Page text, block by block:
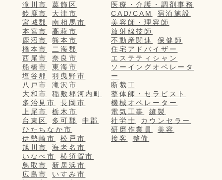
滝川市
葛飾区
鈴鹿市
大津市
宮城郡
南相馬市
本宮市
高萩市
鹿沼市
熊本市
橋本市
二海郡
西尾市
奈良市
船橋市
東海市
塩谷郡
羽曳野市
八戸市
滝沢市
大和市
稲敷郡河内町
多治見市
長岡市
上尾市
栃木市
台東区
多可郡
中郡
ひたちなか市
伊勢崎市
松戸市
旭川市
海老名市
いなべ市
横須賀市
鳥取市
新居浜市
広島市
いすみ市
医療・介護・調剤事務
CAD/CAM
宿泊施設
美容師・理容師
放射線技師
不動産関連
保健師
住宅アドバイザー
エステティシャン
ソーイングオペレータ
ー
断裁工
整体師・セラピスト
機械オペレーター
電気工事
縫製
社労士
カウンセラー
研磨作業員
美容
接客
整備